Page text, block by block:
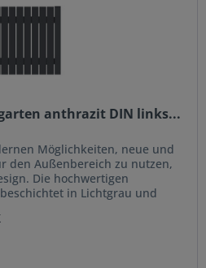
anthrazit DIN links...
Möglichkeiten, neue und
den Außenbereich zu nutzen,
Die hochwertigen
in Lichtgrau und